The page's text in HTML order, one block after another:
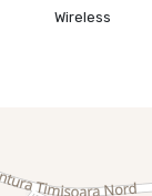
Wireless